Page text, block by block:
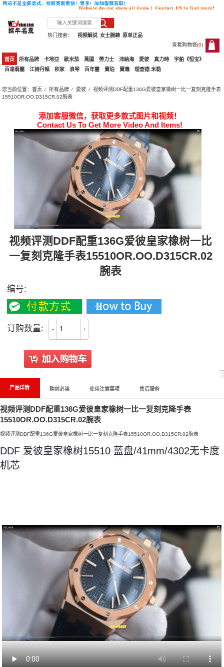
热门搜索： 原单正品
女士腕錶
视频解说
查看购物袋(0)
0
首页 所有品牌 卡地亞 歐米茄 萬國 勞力士 沛納海 愛彼 真力時
宇舶《恒宝》
百達翡麗
江詩丹頓 积家 浪琴 百年靈 寶珀 寶璣 理查德.米勒
您当前位置：首页 ⁄所有品牌 ⁄愛彼 ⁄ 视频评测DDF配重136G爱彼皇家橡树一比一复刻克隆手表
15510OR.OO.D315CR.02腕表
添加客服微信，获取更多款式图片和视频！
Contact Us To Get More Video And Items!
视频评测DDF配重136G爱彼皇家橡树一比
一复刻克隆手表15510OR.OO.D315CR.02
腕表
编号:
订购数量: - +
产品详情 购前必读 使用注意事项 售后服务
视频评测DDF配重136G爱彼皇家橡树一比一复刻克隆手表
15510OR.OO.D315CR.02腕表
视频评测DDF配重136G爱彼皇家橡树一比一复刻克隆手表15510OR.OO.D315CR.02腕表
DDF 爱彼皇家橡树15510 蓝盘/41mm/4302无卡度
机芯